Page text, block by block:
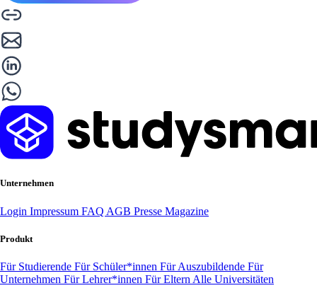
Unternehmen
Login Impressum FAQ AGB Presse Magazine
Produkt
Für Studierende Für Schüler*innen Für Auszubildende Für
Unternehmen Für Lehrer*innen Für Eltern Alle Universitäten